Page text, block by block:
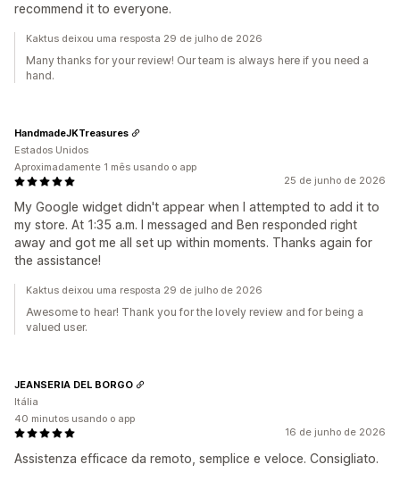
recommend it to everyone.
Kaktus deixou uma resposta 29 de julho de 2026
Many thanks for your review! Our team is always here if you need a
hand.
25 de junho de 2026
My Google widget didn't appear when I attempted to add it to
my store. At 1:35 a.m. I messaged and Ben responded right
away and got me all set up within moments. Thanks again for
the assistance!
HandmadeJKTreasures
Estados Unidos
Aproximadamente 1 mês usando o app
Kaktus deixou uma resposta 29 de julho de 2026
Awesome to hear! Thank you for the lovely review and for being a
valued user.
16 de junho de 2026
Assistenza efficace da remoto, semplice e veloce. Consigliato.
JEANSERIA DEL BORGO
Itália
40 minutos usando o app